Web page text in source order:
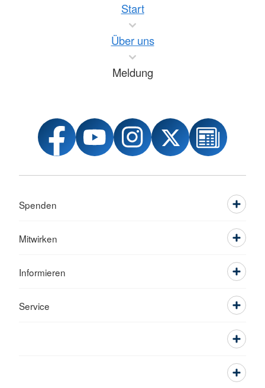
Start
Über uns
Meldung
Spenden
Mitwirken
Informieren
Service